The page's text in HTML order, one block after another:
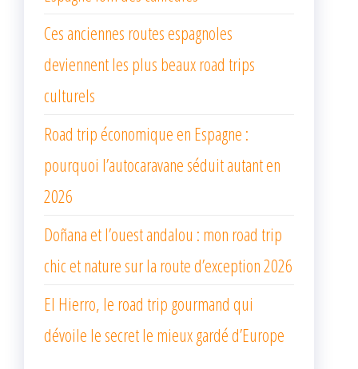
Ces anciennes routes espagnoles
deviennent les plus beaux road trips
culturels
Road trip économique en Espagne :
pourquoi l’autocaravane séduit autant en
2026
Doñana et l’ouest andalou : mon road trip
chic et nature sur la route d’exception 2026
El Hierro, le road trip gourmand qui
dévoile le secret le mieux gardé d’Europe